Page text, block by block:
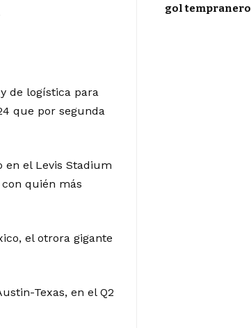
de logística para
que por segunda
en el Levis Stadium
quién más
el otrora gigante
Texas, en el Q2
gol tempranero